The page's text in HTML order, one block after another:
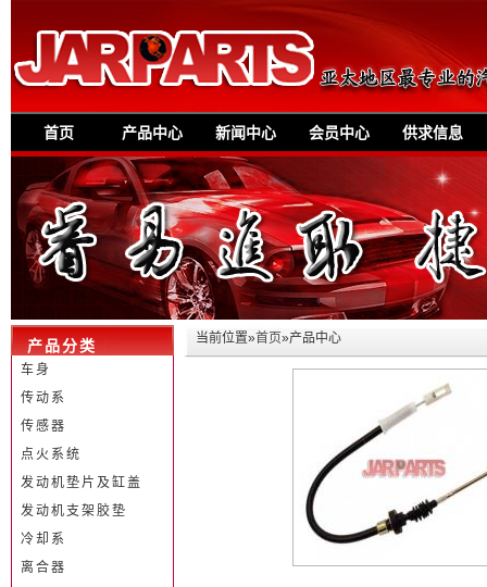
首页 产品中心 新闻中心 会员中心 供求信息
当前位置»首页»产品中心
产品分类
车身
传动系
传感器
点火系统
发动机垫片及缸盖
发动机支架胶垫
冷却系
离合器